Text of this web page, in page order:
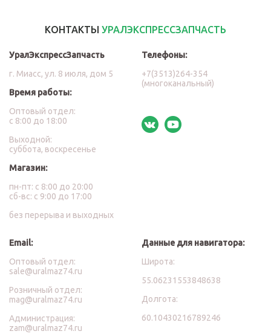
КОНТАКТЫ УРАЛЭКСПРЕССЗАПЧАСТЬ
УралЭкспрессЗапчасть
г. Миасс, ул. 8 июля, дом 5
Время работы:
Оптовый отдел:
с 8:00 до 18:00
Выходной:
суббота, воскресенье
Магазин:
пн-пт: с 8:00 до 20:00
сб-вс: с 9:00 до 17:00
без перерыва и выходных
Телефоны:
+7(3513)264-354
(многоканальный)
Email:
Оптовый отдел:
sale@uralmaz74.ru
Розничный отдел:
mag@uralmaz74.ru
Администрация:
zam@uralmaz74.ru
Данные для навигатора:
Широта:
55.06231553848638
Долгота:
60.10430216789246